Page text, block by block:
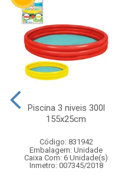
Piscina 3 niveis 300l
155x25cm
Código: 831942
Embalagem: Unidade
Caixa Com: 6 Unidade(s)
Inmetro: 007345/2018